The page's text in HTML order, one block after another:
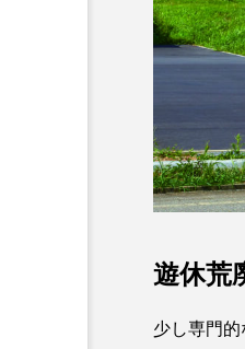
遊休荒
少し専門